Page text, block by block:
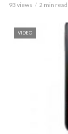
93 views 2 min read
VIDEO